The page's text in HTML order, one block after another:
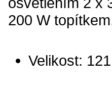
200 W
Velikost: